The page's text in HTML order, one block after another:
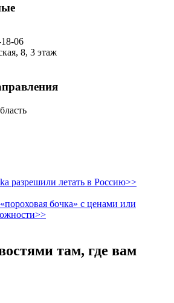
06
8, 3 этаж
разрешили летать в Россию>>
бочка» с ценами или
там, где вам